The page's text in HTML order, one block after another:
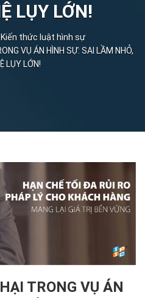
LỤY LỚN!
Kiến thức luật hình sự
VỤ ÁN HÌNH SỰ: SAI LẦM NHỎ,
LỤY LỚN!
TRONG VỤ ÁN